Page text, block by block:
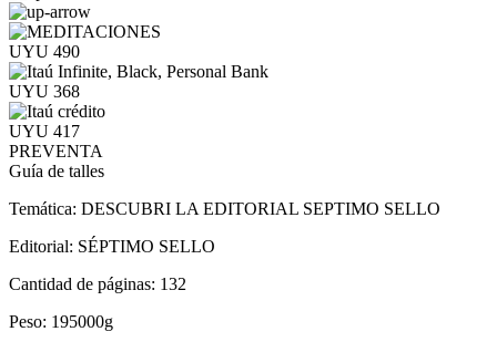
UYU 490
UYU 368
UYU 417
PREVENTA
Guía de talles
Temática: DESCUBRI LA EDITORIAL SEPTIMO SELLO
Editorial: SÉPTIMO SELLO
Cantidad de páginas: 132
Peso: 195000g